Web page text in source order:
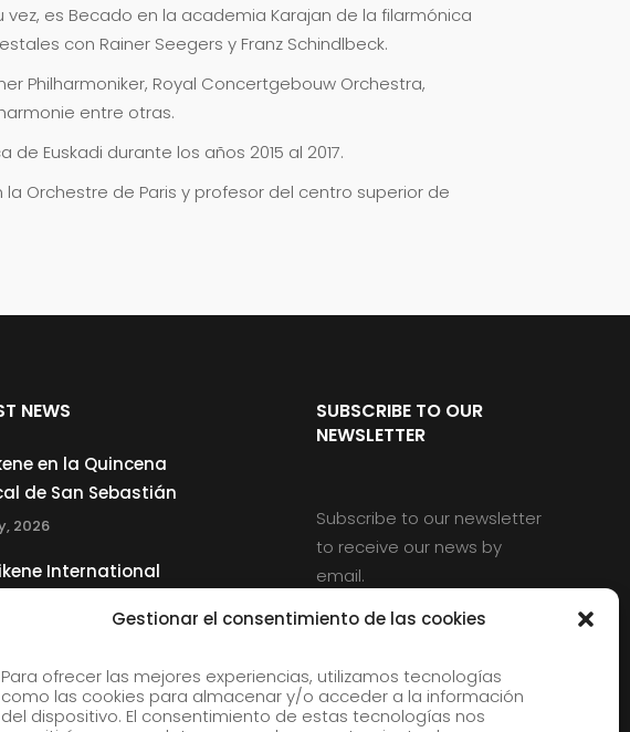
Gestionar el consentimiento de las cookies
Para ofrecer las mejores experiencias, utilizamos tecnologías
como las cookies para almacenar y/o acceder a la información
del dispositivo. El consentimiento de estas tecnologías nos
vez, es Becado en la academia Karajan de la filarmónica
con Rainer Seegers y Franz Schindlbeck.
Philharmoniker, Royal Concertgebouw Orchestra,
entre otras.
Euskadi durante los años 2015 al 2017.
Orchestre de Paris y profesor del centro superior de
NEWS
en la Quincena
de San Sebastián
2026
International
for Young
2026
Big Band
SUBSCRIBE TO OUR
NEWSLETTER
Subscribe to our newsletter
to receive our news by
email.